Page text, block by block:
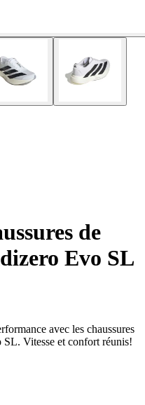
de
Evo SL
avec les chaussures
Vitesse et confort réunis!